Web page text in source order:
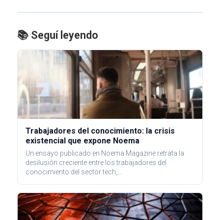
📚 Seguí leyendo
Trabajadores del conocimiento: la crisis
existencial que expone Noema
Un ensayo publicado en Noema Magazine retrata la
desilusión creciente entre los trabajadores del
conocimiento del sector tech,…